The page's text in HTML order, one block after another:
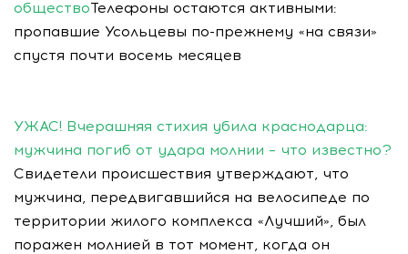
обществоТелефоны остаются активными:
пропавшие Усольцевы по-прежнему «на связи»
спустя почти восемь месяцев
УЖАС! Вчерашняя стихия убила краснодарца:
мужчина погиб от удара молнии – что известно?
Свидетели происшествия утверждают, что
мужчина, передвигавшийся на велосипеде по
территории жилого комплекса «Лучший», был
поражен молнией в тот момент, когда он